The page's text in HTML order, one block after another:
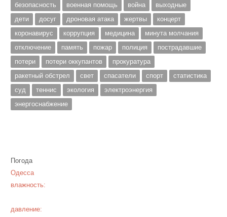
безопасность
военная помощь война
выходные
дети
досуг дроновая атака жертвы
концерт
коронавирус
коррупция медицина
минута молчания
отключение
память пожар полиция
пострадавшие
потери
потери оккупантов
прокуратура
ракетный обстрел
свет спасатели спорт
статистика
суд
теннис экология
электроэнергия
энергоснабжение
Погода
Одесса
влажность:
давление: